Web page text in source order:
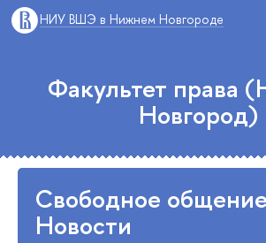
НИУ ВШЭ в Нижнем Новгороде
Факультет права
Новгород)
Свободное
Новости